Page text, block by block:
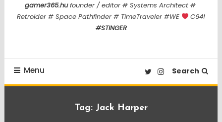
gamer365.hufounder / editor # Systems Architect #
Retroider # Space Pathfinder # TimeTraveler #WE
C64!
#STINGER
Menu Search
Tag: Jack Harper